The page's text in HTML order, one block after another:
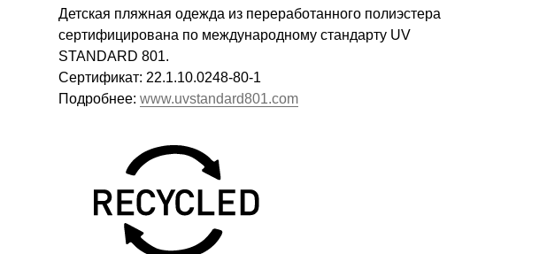
Детская пляжная одежда из переработанного полиэстера
сертифицирована по международному стандарту UV
STANDARD 801.
Сертификат: 22.1.10.0248-80-1
Подробнее: www.uvstandard801.com